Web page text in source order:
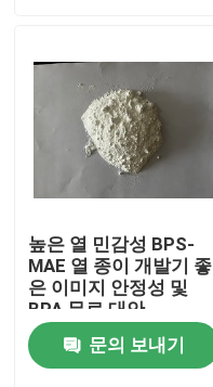
우리에 대하여
공장 여행
품질 관리
연락주세요
높은 열 민감성 BPS-
MAE 열 종이 개발기 좋
은 이미지 안정성 및
BPA 무료 대안
문의 보내기